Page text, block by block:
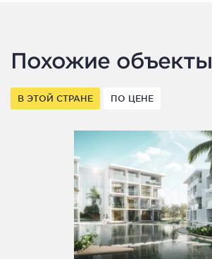
Похожие объекты
В ЭТОЙ СТРАНЕ ПО ЦЕНЕ